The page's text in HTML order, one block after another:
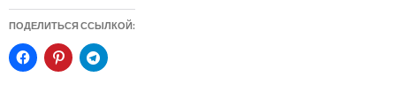
ПОДЕЛИТЬСЯ ССЫЛКОЙ: